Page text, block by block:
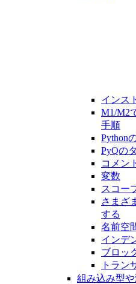
インス
M1/M2
手順
Python
PyQの
コメン
変数
スコー
さまざ
する
名前空
インデ
ブロッ
トラン
組み込み型